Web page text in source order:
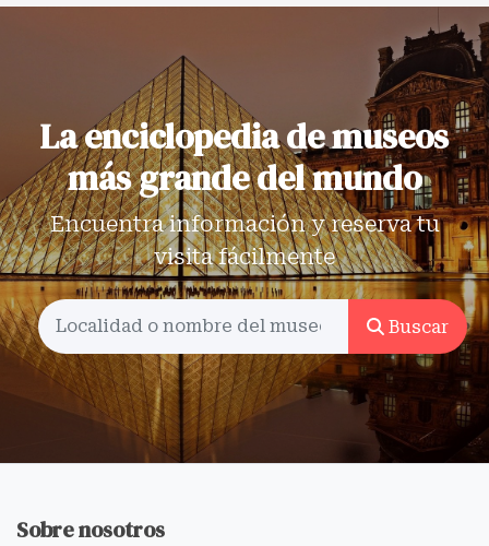
La enciclopedia de museos
más grande del mundo
Encuentra información y reserva tu
visita fácilmente
Buscar
Sobre nosotros